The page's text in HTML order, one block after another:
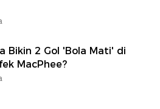
Bikin 2 Gol 'Bola Mati' di
MacPhee?